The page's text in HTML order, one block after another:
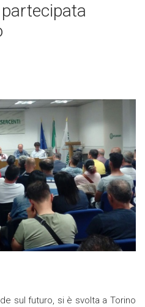
sul futuro, si è svolta a Torino